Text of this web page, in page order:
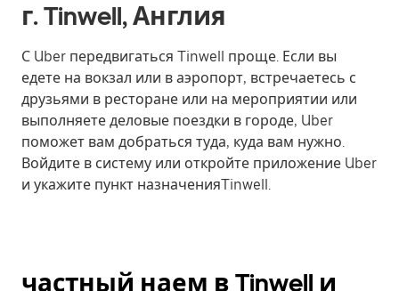
г. Tinwell, Англия
С Uber передвигаться Tinwell проще. Если вы
едете на вокзал или в аэропорт, встречаетесь с
друзьями в ресторане или на мероприятии или
выполняете деловые поездки в городе, Uber
поможет вам добраться туда, куда вам нужно.
Войдите в систему или откройте приложение Uber
и укажите пункт назначенияTinwell.
частный наем в Tinwell и